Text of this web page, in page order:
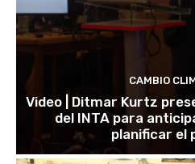
CAMBIO
Video | Ditmar Kurtz
del INTA para
planificar el